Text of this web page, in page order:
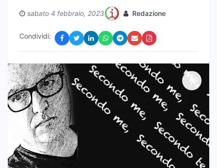
sabato 4 febbraio, 2023 Redazione
Condividi: